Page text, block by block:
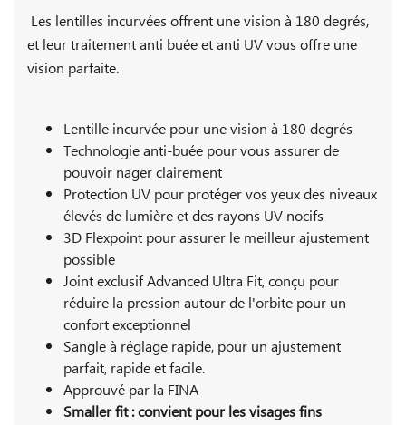
Les lentilles incurvées offrent une vision à 180 degrés,
et leur traitement anti buée et anti UV vous offre une
vision parfaite.
Lentille incurvée pour une vision à 180 degrés
Technologie anti-buée pour vous assurer de
pouvoir nager clairement
Protection UV pour protéger vos yeux des niveaux
élevés de lumière et des rayons UV nocifs
3D Flexpoint pour assurer le meilleur ajustement
possible
Joint exclusif Advanced Ultra Fit, conçu pour
réduire la pression autour de l'orbite pour un
confort exceptionnel
Sangle à réglage rapide, pour un ajustement
parfait, rapide et facile.
Approuvé par la FINA
Smaller fit : convient pour les visages fins